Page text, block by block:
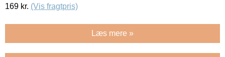
169 kr. (Vis fragtpris)
Læs mere »